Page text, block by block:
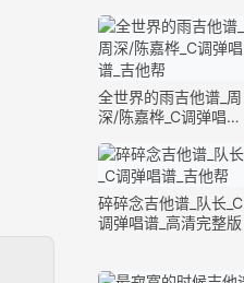
全世界的雨吉他谱_周
深/陈嘉桦_C调弹唱谱_
碎碎念吉他谱_队长_C
调弹唱谱_高清完整版